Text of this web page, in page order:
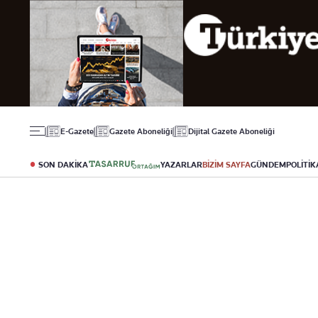
E-Gazete Gazete Aboneliği Dijital Gazete Aboneliği
SON DAKİKA YAZARLARBİZİM SAYFAGÜNDEM
Politika
Ekonomi
Borsa
Altın
Döviz
Hisse Senedi
Kripto Para
T-Otomobil
Futbol
Puan Durumu